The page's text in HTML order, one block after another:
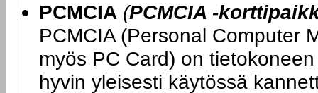
PCMCIA (PCMCIA -
PCMCIA (Personal Computer
myös PC Card) on
hyvin yleisesti käytössä